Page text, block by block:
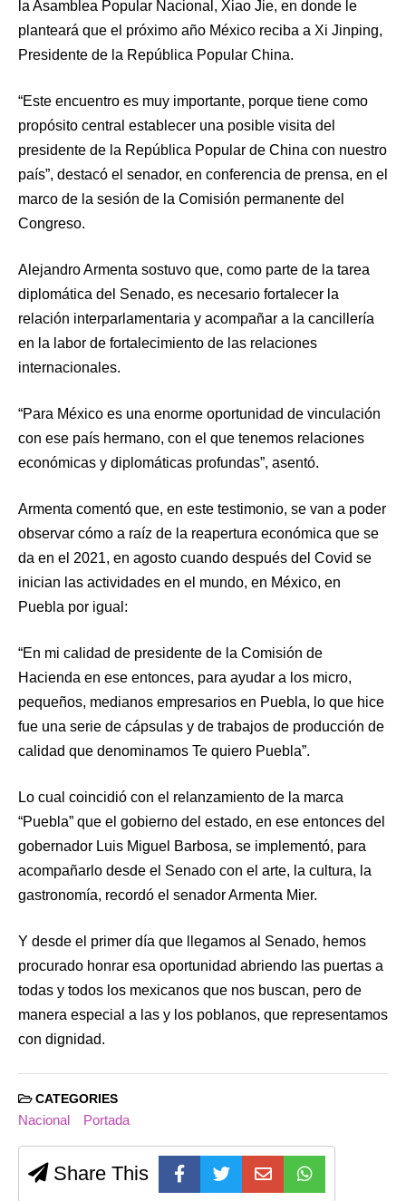
la Asamblea Popular Nacional, Xiao Jie, en donde le
planteará que el próximo año México reciba a Xi Jinping,
Presidente de la República Popular China.
“Este encuentro es muy importante, porque tiene como
propósito central establecer una posible visita del
presidente de la República Popular de China con nuestro
país”, destacó el senador, en conferencia de prensa, en el
marco de la sesión de la Comisión permanente del
Congreso.
Alejandro Armenta sostuvo que, como parte de la tarea
diplomática del Senado, es necesario fortalecer la
relación interparlamentaria y acompañar a la cancillería
en la labor de fortalecimiento de las relaciones
internacionales.
“Para México es una enorme oportunidad de vinculación
con ese país hermano, con el que tenemos relaciones
económicas y diplomáticas profundas”, asentó.
Armenta comentó que, en este testimonio, se van a poder
observar cómo a raíz de la reapertura económica que se
da en el 2021, en agosto cuando después del Covid se
inician las actividades en el mundo, en México, en
Puebla por igual:
“En mi calidad de presidente de la Comisión de
Hacienda en ese entonces, para ayudar a los micro,
pequeños, medianos empresarios en Puebla, lo que hice
fue una serie de cápsulas y de trabajos de producción de
calidad que denominamos Te quiero Puebla”.
Lo cual coincidió con el relanzamiento de la marca
“Puebla” que el gobierno del estado, en ese entonces del
gobernador Luis Miguel Barbosa, se implementó, para
acompañarlo desde el Senado con el arte, la cultura, la
gastronomía, recordó el senador Armenta Mier.
Y desde el primer día que llegamos al Senado, hemos
procurado honrar esa oportunidad abriendo las puertas a
todas y todos los mexicanos que nos buscan, pero de
manera especial a las y los poblanos, que representamos
con dignidad.
CATEGORIES
Nacional Portada
Share This